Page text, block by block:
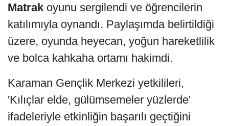
Matrak oyunu sergilendi ve öğrencilerin
katılımıyla oynandı. Paylaşımda belirtildiği
üzere, oyunda heyecan, yoğun hareketlilik
ve bolca kahkaha ortamı hakimdi.
Karaman Gençlik Merkezi yetkilileri,
'Kılıçlar elde, gülümsemeler yüzlerde'
ifadeleriyle etkinliğin başarılı geçtiğini